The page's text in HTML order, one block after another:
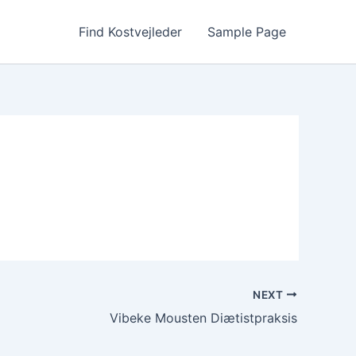
Find Kostvejleder Sample Page
NEXT
Vibeke Mousten Diætistpraksis